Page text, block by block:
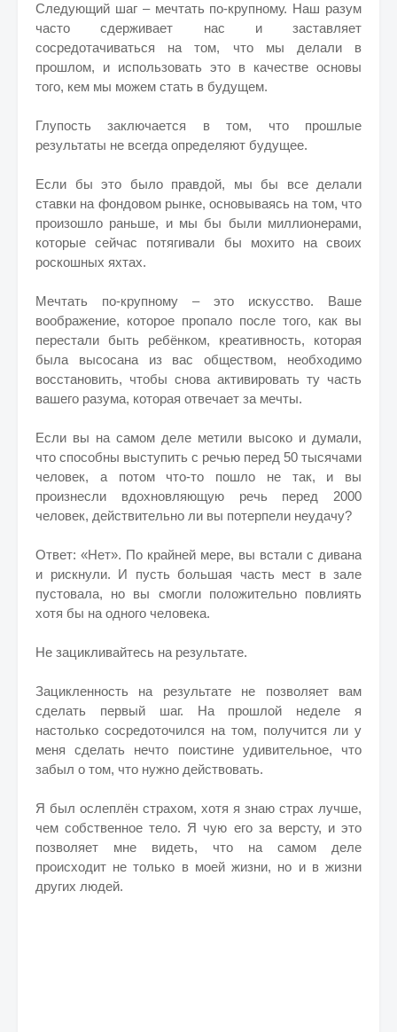
Следующий шаг – мечтать по-крупному. Наш разум
часто сдерживает нас и заставляет
сосредотачиваться на том, что мы делали в
прошлом, и использовать это в качестве основы
того, кем мы можем стать в будущем.
Глупость заключается в том, что прошлые
результаты не всегда определяют будущее.
Если бы это было правдой, мы бы все делали
ставки на фондовом рынке, основываясь на том, что
произошло раньше, и мы бы были миллионерами,
которые сейчас потягивали бы мохито на своих
роскошных яхтах.
Мечтать по-крупному – это искусство. Ваше
воображение, которое пропало после того, как вы
перестали быть ребёнком, креативность, которая
была высосана из вас обществом, необходимо
восстановить, чтобы снова активировать ту часть
вашего разума, которая отвечает за мечты.
Если вы на самом деле метили высоко и думали,
что способны выступить с речью перед 50 тысячами
человек, а потом что-то пошло не так, и вы
произнесли вдохновляющую речь перед 2000
человек, действительно ли вы потерпели неудачу?
Ответ: «Нет». По крайней мере, вы встали с дивана
и рискнули. И пусть большая часть мест в зале
пустовала, но вы смогли положительно повлиять
хотя бы на одного человека.
Не зацикливайтесь на результате.
Зацикленность на результате не позволяет вам
сделать первый шаг. На прошлой неделе я
настолько сосредоточился на том, получится ли у
меня сделать нечто поистине удивительное, что
забыл о том, что нужно действовать.
Я был ослеплён страхом, хотя я знаю страх лучше,
чем собственное тело. Я чую его за версту, и это
позволяет мне видеть, что на самом деле
происходит не только в моей жизни, но и в жизни
других людей.